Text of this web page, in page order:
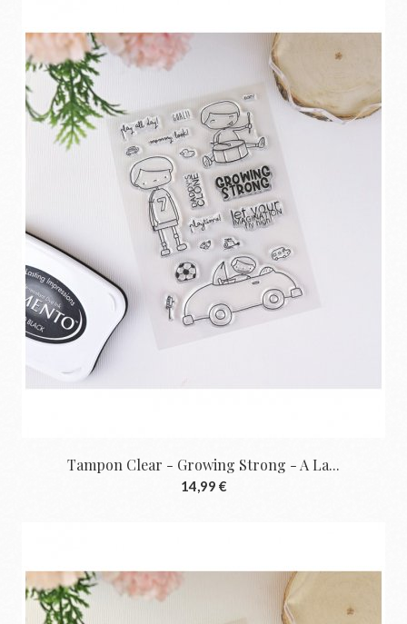
Tampon Clear - Growing Strong - A La...
14,99 €